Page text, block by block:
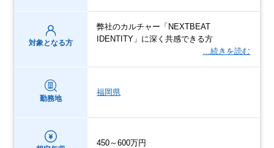
対象となる方
弊社のカルチャー「NEXTBEAT
IDENTITY」に深く共感できる方
…続きを読む
勤務地
福岡県
450～600万円